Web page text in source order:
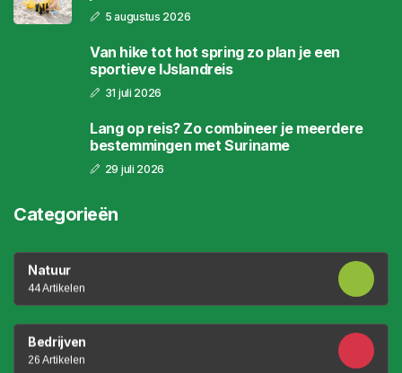
5 augustus 2026
Van hike tot hot spring zo plan je een
sportieve IJslandreis
31 juli 2026
Lang op reis? Zo combineer je meerdere
bestemmingen met Suriname
29 juli 2026
Categorieën
Natuur
44 Artikelen
Bedrijven
26 Artikelen